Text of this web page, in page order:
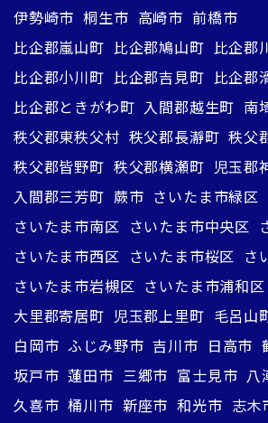
伊勢崎市 桐生市 高崎市 前橋市
比企郡嵐山町 比企郡鳩山町 比企郡
比企郡小川町 比企郡吉見町 比企郡
比企郡ときがわ町 入間郡越生町 南
秩父郡東秩父村 秩父郡長瀞町 秩父
秩父郡皆野町 秩父郡横瀬町 児玉郡
入間郡三芳町 蕨市 さいたま市緑区
さいたま市南区 さいたま市中央区
さいたま市西区 さいたま市桜区 さ
さいたま市岩槻区 さいたま市浦和区
大里郡寄居町 児玉郡上里町 毛呂山
白岡市 ふじみ野市 吉川市 日高市
坂戸市 蓮田市 三郷市 富士見市 八
久喜市 桶川市 新座市 和光市 志木